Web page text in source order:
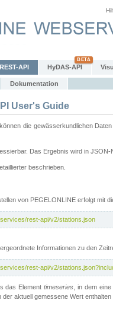
REST-API HyDAS-API
Dokumentation
User's Guide
die gewässerkundlichen
Das Ergebnis wird in JSON-
beschrieben.
von PEGELONLINE erfolgt mit
rest-api/v2/stations.json
Informationen zu den
rest-api/v2/
das Elementtimeseries , in dem
der aktuell gemessene Wert enthalten